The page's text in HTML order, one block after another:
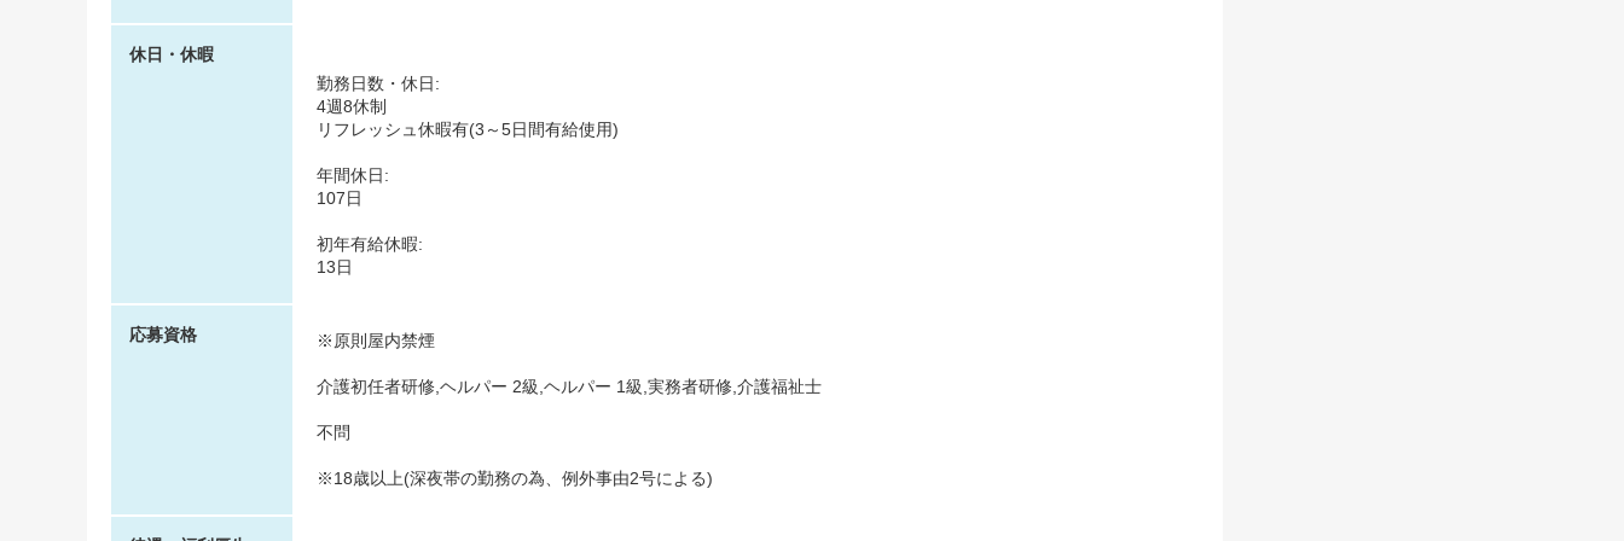
休日・休暇
勤務日数・休日:
4週8休制
リフレッシュ休暇有(3～5日間有給使用)
年間休日:
107日
初年有給休暇:
13日
応募資格 ※原則屋内禁煙
介護初任者研修,ヘルパー 2級,ヘルパー 1級,実務者研修,介護福祉士
不問
※18歳以上(深夜帯の勤務の為、例外事由2号による)